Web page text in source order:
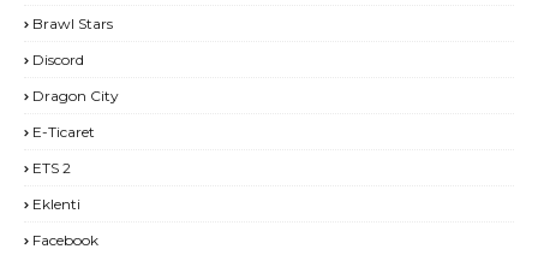
Brawl Stars
Discord
Dragon City
E-Ticaret
ETS 2
Eklenti
Facebook